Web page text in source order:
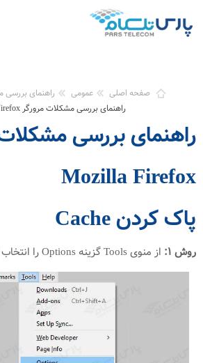
صفحه اصلی عمومی
راهنمای بررسی
راهنمای بررسی مشکلات مرورگر Mozilla Firefox
راهنمای بررسی
Mozilla Firefox
پاک کردن Cache
روش ۱: از منوی Tools گزینه Options را انتخاب کنید.